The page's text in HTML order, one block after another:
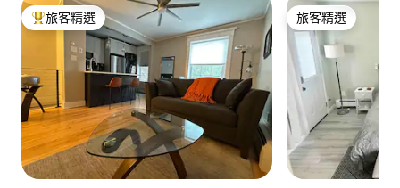
旅客精選榜首
旅客精選 旅客精選
旅客精選